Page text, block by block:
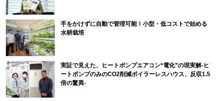
手をかけずに自動で管理可能！小型・低コストで始める
水耕栽培
実証で見えた、ヒートポンプエアコン“電化”の現実解-ヒ
ートポンプのみのCO2削減ボイラーレスハウス、反収1.5
倍の驚異-